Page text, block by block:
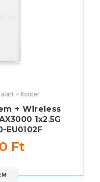
> Router
+ Wireless
1x2.5G
EU0102F
Ft